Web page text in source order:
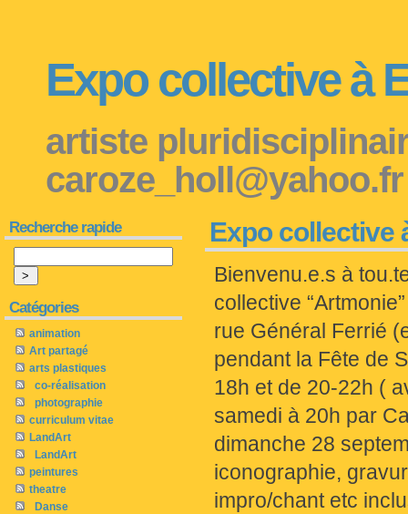
Expo collective à
artiste
Expo collective
Bienvenu.e.s à
collective
rue Général Ferrié
pendant la Fête de
18h et de 20-22h (
samedi à 20h par
dimanche 28
iconographie,
impro/chant etc
Recherche rapide
Catégories
animation
Art partagé
arts plastiques
co-réalisation
photographie
curriculum vitae
LandArt
LandArt
peintures
theatre
Danse